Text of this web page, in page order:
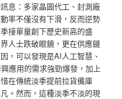
息：多家晶圓代工、封測廠
率不僅沒有下滑，反而逆勢
接單量創下歷史新高的盛
人士跌破眼鏡，更在供應鏈
，可以發現是AI人工智慧、
應用的需求強勁爆發，加上
在傳統淡季提前拉貨備庫
。然而，這種淡季不淡的現